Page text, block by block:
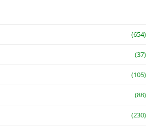
(654)
(37)
(105)
(88)
(230)